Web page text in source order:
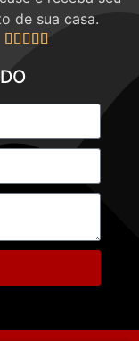
de sua casa.
    